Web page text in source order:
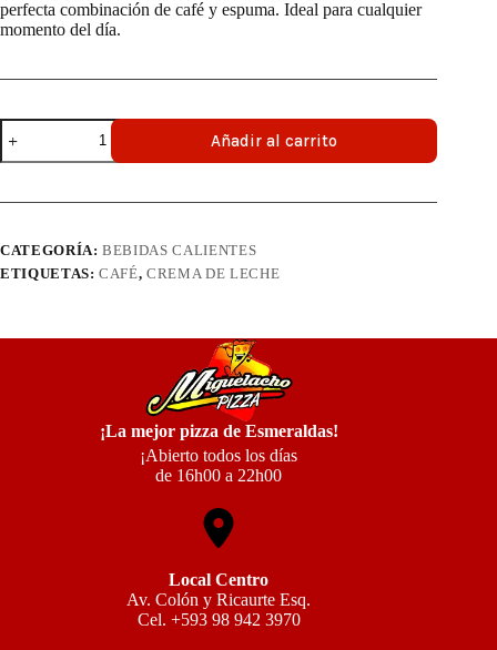
perfecta combinación de café y espuma. Ideal para cualquier
momento del día.
Capuccino
cantidad
Añadir al carrito
CATEGORÍA:BEBIDAS CALIENTES
ETIQUETAS:CAFÉ,CREMA DE LECHE
¡La mejor pizza de Esmeraldas!
¡Abierto todos los días
de 16h00 a 22h00
Local Centro
Av. Colón y Ricaurte Esq.
Cel. +593 98 942 3970